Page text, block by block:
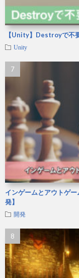
【Unity】Destroyで不
Unity
インゲームとアウトゲ
発】
開発